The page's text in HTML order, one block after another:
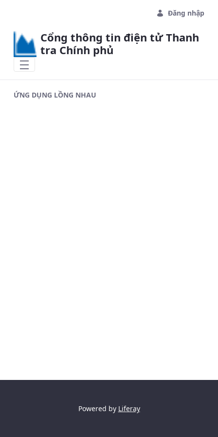
Đăng nhập
Cổng thông tin điện tử Thanh
tra Chính phủ
ỨNG DỤNG LỒNG NHAU
Powered by Liferay